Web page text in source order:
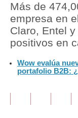
Política
Tu Dinero
Finanzas
Más de
empresa en
Claro, Entel
positivos en
Wow evalúa
portafolio B2B: